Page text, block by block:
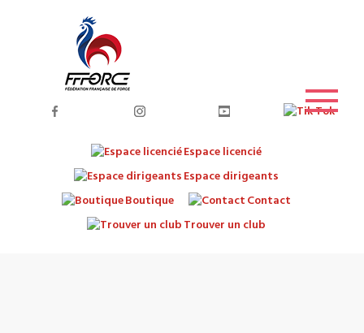
Espace licencié
Espace dirigeants
Boutique
Contact
Trouver un club